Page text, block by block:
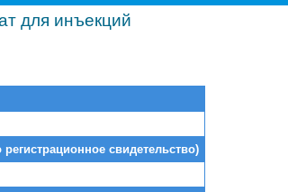
для инъекций
свидетельство)